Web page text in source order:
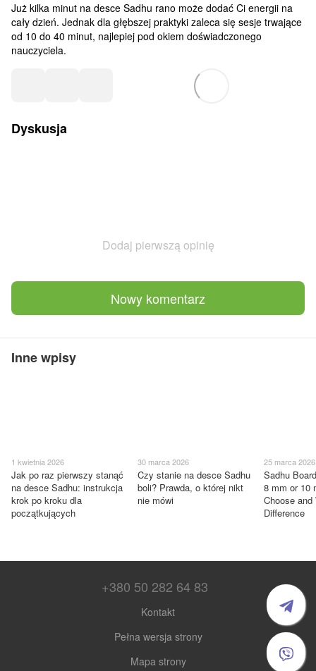
Już kilka minut na desce Sadhu rano może dodać Ci energii na
cały dzień. Jednak dla głębszej praktyki zaleca się sesje trwające
od 10 do 40 minut, najlepiej pod okiem doświadczonego
nauczyciela.
Dyskusja
Dodaj pierwszą opinię
Nowy komentarz
Inne wpisy
1 kwietnia 2026
Jak po raz pierwszy stanąć
na desce Sadhu: instrukcja
krok po kroku dla
początkujących
30 marca 2026
Czy stanie na desce Sadhu
boli? Prawda, o której nikt
nie mówi
25 marca 2026
Sadhu
8 mm or
Choose and
Difference
+380 50 282 64 83
Kontakt
Pełna wersja strony
Mapa strony